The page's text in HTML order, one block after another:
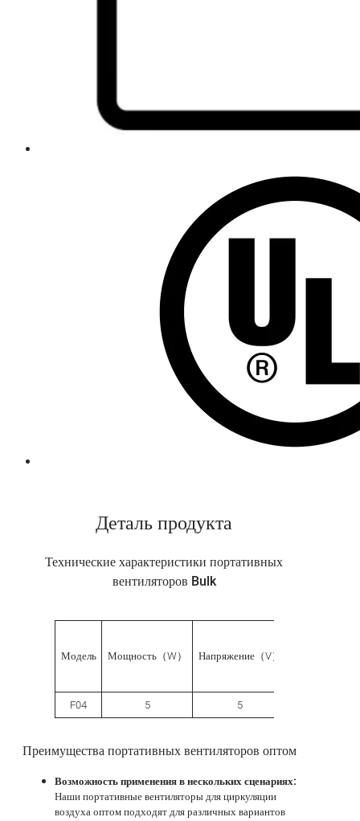
Деталь продукта
Технические характеристики портативных
вентиляторов Bulk
Модель Мощность（W） Напряжение（V）
F04 5 5
Преимущества портативных вентиляторов оптом
Возможность применения в нескольких сценариях:
Наши портативные вентиляторы для циркуляции
воздуха оптом подходят для различных вариантов